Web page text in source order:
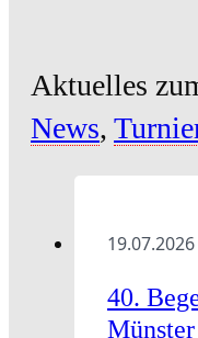
Aktuelles
News,
19.07.2026
40.
Münster